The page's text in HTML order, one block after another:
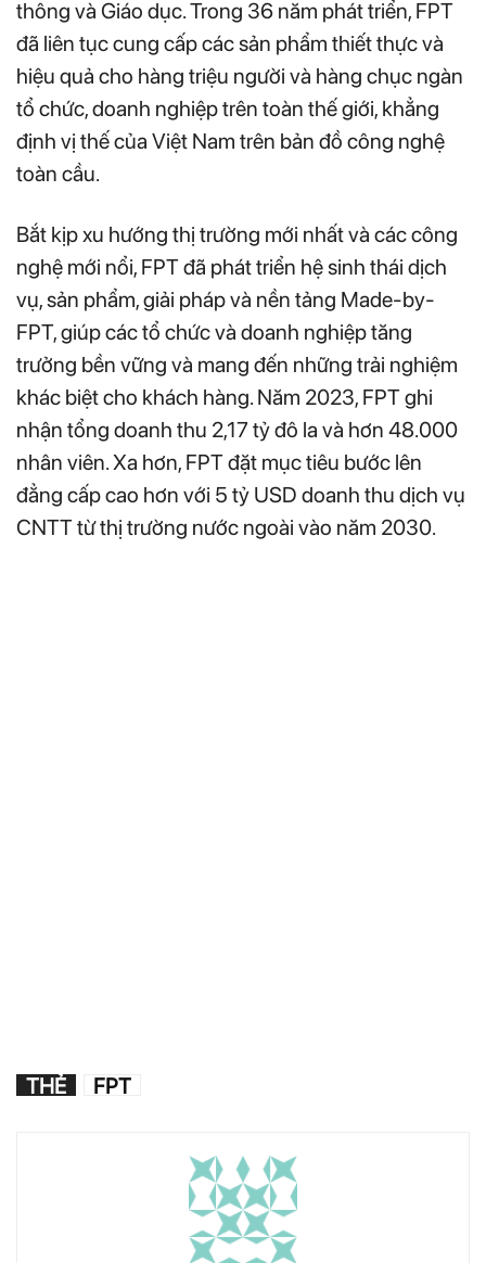
thông và Giáo dục. Trong 36 năm phát triển, FPT
đã liên tục cung cấp các sản phẩm thiết thực và
hiệu quả cho hàng triệu người và hàng chục ngàn
tổ chức, doanh nghiệp trên toàn thế giới, khẳng
định vị thế của Việt Nam trên bản đồ công nghệ
toàn cầu.
Bắt kịp xu hướng thị trường mới nhất và các công
nghệ mới nổi, FPT đã phát triển hệ sinh thái dịch
vụ, sản phẩm, giải pháp và nền tảng Made-by-
FPT, giúp các tổ chức và doanh nghiệp tăng
trưởng bền vững và mang đến những trải nghiệm
khác biệt cho khách hàng. Năm 2023, FPT ghi
nhận tổng doanh thu 2,17 tỷ đô la và hơn 48.000
nhân viên. Xa hơn, FPT đặt mục tiêu bước lên
đẳng cấp cao hơn với 5 tỷ USD doanh thu dịch vụ
CNTT từ thị trường nước ngoài vào năm 2030.
THẺ FPT